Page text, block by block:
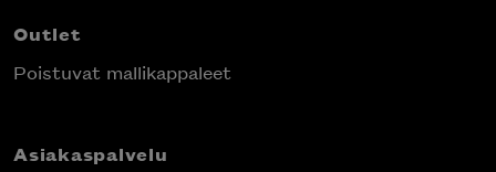
Outlet
Poistuvat mallikappaleet
Asiakaspalvelu